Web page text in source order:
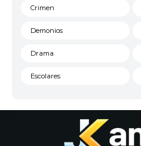
Crimen
Demonios
Drama
Escolares